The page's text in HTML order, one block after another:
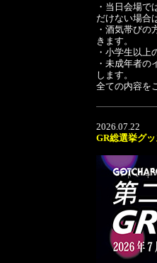
・当日会場
だけない場合
・酒気帯び
きます。
・小学生以上
・未成年者
します。
全ての内容を
2026.07.22
GR総選挙グッ